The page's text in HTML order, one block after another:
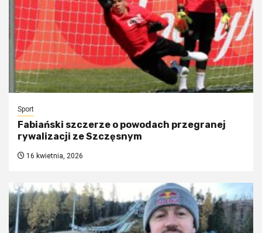
Sport
Fabiański szczerze o powodach przegranej
rywalizacji ze Szczęsnym
16 kwietnia, 2026